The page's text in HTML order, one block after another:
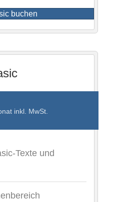
buchen
inkl. MwSt.
Texte und